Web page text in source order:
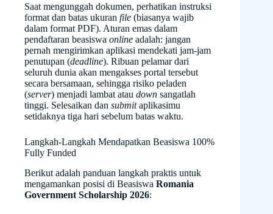
Saat mengunggah dokumen, perhatikan instruksi
format dan batas ukuran file (biasanya wajib
dalam format PDF). Aturan emas dalam
pendaftaran beasiswa online adalah: jangan
pernah mengirimkan aplikasi mendekati jam-jam
penutupan (deadline). Ribuan pelamar dari
seluruh dunia akan mengakses portal tersebut
secara bersamaan, sehingga risiko peladen
(server) menjadi lambat atau down sangatlah
tinggi. Selesaikan dan submitaplikasimu
setidaknya tiga hari sebelum batas waktu.
Langkah-Langkah Mendapatkan Beasiswa 100%
Fully Funded
Berikut adalah panduan langkah praktis untuk
mengamankan posisi di Beasiswa Romania
Government Scholarship 2026: